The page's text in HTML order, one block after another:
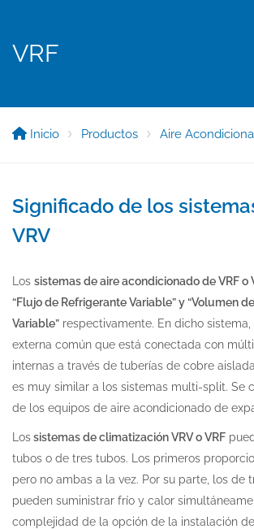
VRF
Inicio Productos Aire
Significado de los
VRV
Los sistemas de aire acondicionado de VRF o
“Flujo de Refrigerante Variable” y “Volumen
Variable” respectivamente. En dicho sistema,
externa común que está conectada con
internas a través de tuberías de cobre
es muy similar a los sistemas multi-split. Se
de los equipos de aire acondicionado de
Lossistemas de climatización VRV o VRF
tubos o de tres tubos. Los primeros
pero no ambas a la vez. Por su parte, los de
pueden suministrar frío y calor
complejidad de la opción de la instalación